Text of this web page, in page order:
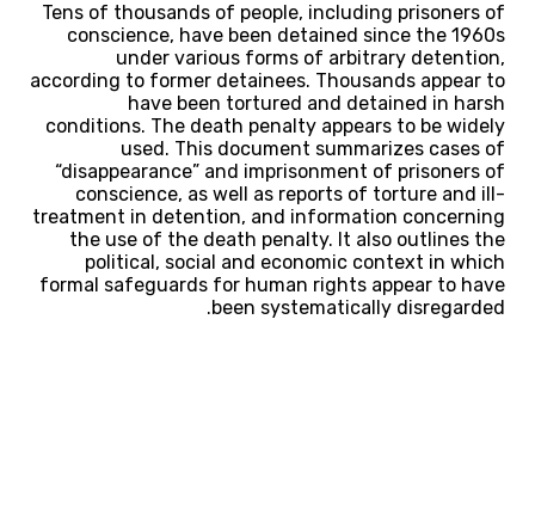
Tens of thousands of people, including prisoners of
conscience, have been detained since the 1960s
under various forms of arbitrary detention,
according to former detainees. Thousands appear to
have been tortured and detained in harsh
conditions. The death penalty appears to be widely
used. This document summarizes cases of
“disappearance” and imprisonment of prisoners of
conscience, as well as reports of torture and ill-
treatment in detention, and information concerning
the use of the death penalty. It also outlines the
political, social and economic context in which
formal safeguards for human rights appear to have
been systematically disregarded.